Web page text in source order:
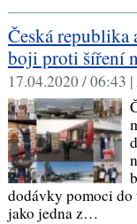
Česká republika
boji proti šíření
17.04.2020 / 06:43 |
dodávky pomoci
jako jedna z…